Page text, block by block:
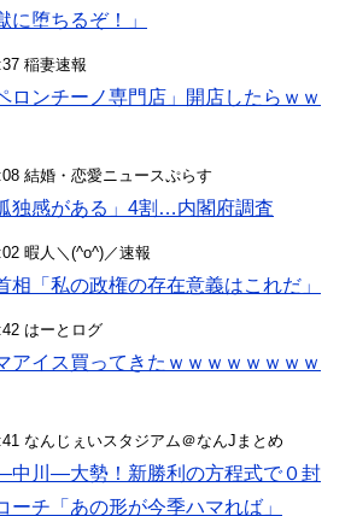
に堕ちるぞ！」
稲妻速報
ロンチーノ専門店」開店したらｗｗ
結婚・恋愛ニュースぷらす
独感がある」4割…内閣府調査
暇人＼(^o^)／速報
相「私の政権の存在意義はこれだ」
はーとログ
アイス買ってきたｗｗｗｗｗｗｗｗ
なんじぇいスタジアム＠なんJまとめ
中川―大勢！新勝利の方程式で０封
チ「あの形が今季ハマれば」